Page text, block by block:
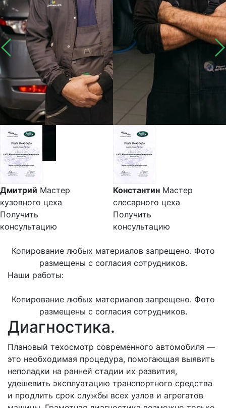
Дмитрий Мастер
кузовного цеха
Получить
консультацию
Константин Мастер
слесарного цеха
Получить
консультацию
Копирование любых материалов запрещено. Фото
размещены с согласия сотрудников.
Наши работы:
Копирование любых материалов запрещено. Фото
размещены с согласия сотрудников.
Диагностика.
Плановый техосмотр современного автомобиля —
это необходимая процедура, помогающая выявить
неполадки на ранней стадии их развития,
удешевить эксплуатацию транспортного средства
и продлить срок службы всех узлов и агрегатов